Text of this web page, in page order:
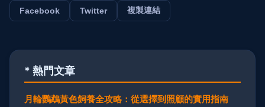
Facebook Twitter 複製連結
* 熱門文章
月輪鸚鵡黃色飼養全攻略：從選擇到照顧的實用指南